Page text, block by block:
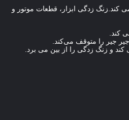
کند.زنگ زدگی ابزار، قطعات موتور و
کند.
جیر جیر را متوقف می‌کند.
و زنگ زدگی را از بین می برد.